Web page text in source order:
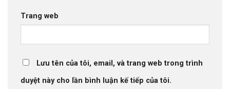
Trang web
Lưu tên của tôi, email, và trang web trong trình
duyệt này cho lần bình luận kế tiếp của tôi.